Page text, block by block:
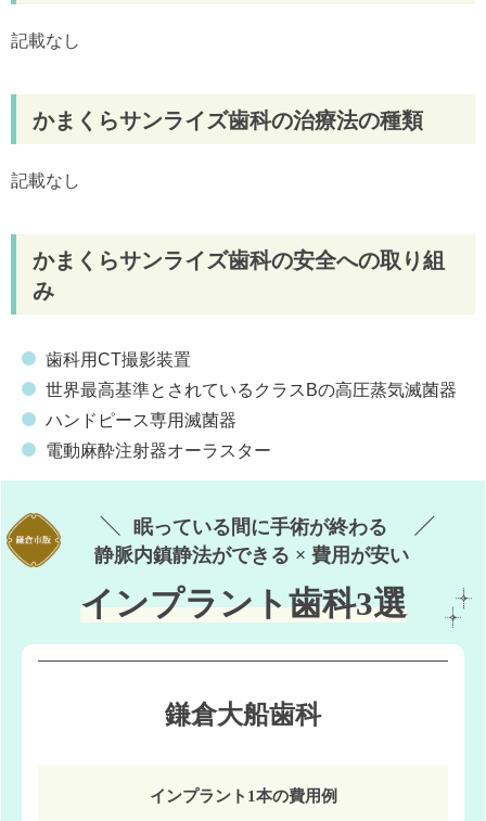
記載なし
かまくらサンライズ歯科の治療法の種類
記載なし
かまくらサンライズ歯科の安全への取り組
み
歯科用CT撮影装置
世界最高基準とされているクラスBの高圧蒸気滅菌器
ハンドピース専用滅菌器
電動麻酔注射器オーラスター
眠っている間に手術が終わる
静脈内鎮静法ができる × 費用が安い
インプラント歯科3選
鎌倉大船歯科
インプラント1本の費用例